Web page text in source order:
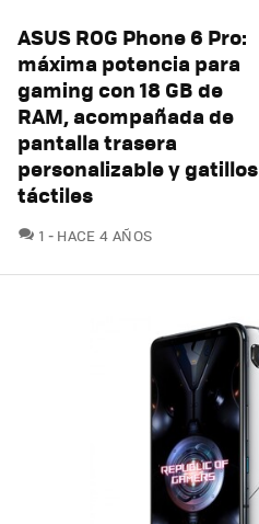
ASUS ROG Phone 6 Pro:
máxima potencia para
gaming con 18 GB de
RAM, acompañada de
pantalla trasera
personalizable y gatillos
táctiles
1 COMENTARIOS
HACE 4 AÑOS